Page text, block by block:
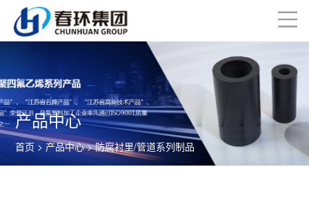
产品中心
首页 > 产品中心>防腐衬里/管道系列制品